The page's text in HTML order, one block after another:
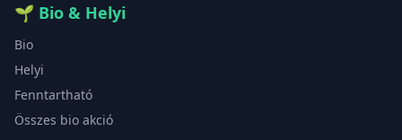
🌱 Bio & Helyi
Bio
Helyi
Fenntartható
Összes bio akció